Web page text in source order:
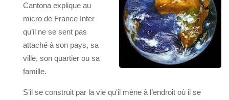
Cantona explique au
micro de France Inter
qu’il ne se sent pas
attaché à son pays, sa
ville, son quartier ou sa
famille.
S’il se construit par la vie qu’il mène à l’endroit où il se